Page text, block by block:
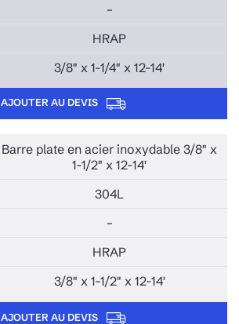
–
HRAP
3/8" x 1-1/4" x 12-14'
AJOUTER AU DEVIS
Barre plate en acier inoxydable 3/8" x
1-1/2" x 12-14'
304L
–
HRAP
3/8" x 1-1/2" x 12-14'
AJOUTER AU DEVIS